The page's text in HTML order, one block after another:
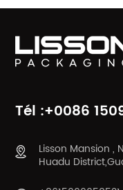
Tél :+0086
Lisson Mansion ,
Huadu